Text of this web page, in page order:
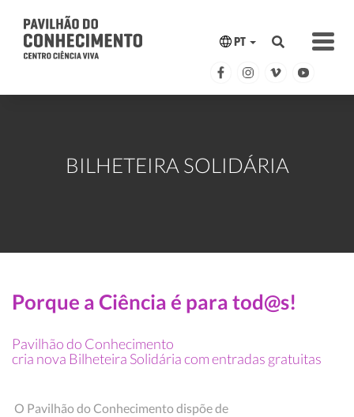
PT
BILHETEIRA SOLIDÁRIA
Porque a Ciência é para tod@s!
Pavilhão do Conhecimento
cria nova Bilheteira Solidária com entradas gratuitas
O Pavilhão do Conhecimento dispõe de